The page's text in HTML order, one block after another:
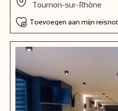
Tournon-sur-Rhône
Toevoegen aan mijn